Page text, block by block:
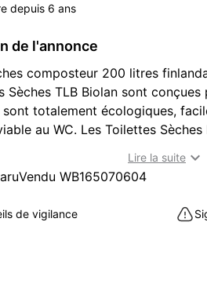
depuis 6 ans
de l'annonce
composteur 200 litres
Sèches TLB Biolan sont
sont totalement écologiques,
au WC. Les Toilettes
: 200 l
: base 54x54 (l,p), couvercle
Lire la suite 
WB165070604
de vigilance